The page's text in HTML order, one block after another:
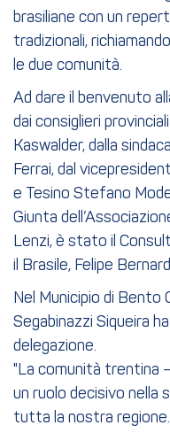
brasiliane con un
tradizionali,
le due comunità.
Ad dare il benvenuto
dai consiglieri
Kaswalder, dalla
Ferrai, dal
e Tesino Stefano
Giunta
Lenzi, è stato il
il Brasile, Felipe
Nel Municipio di Bento
Segabinazzi Siqueira
delegazione.
"La comunità trentina
un ruolo decisivo nella
tutta la nostra